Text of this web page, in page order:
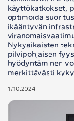
käyttökatkokset,
optimoida
ikääntyvän
Nykyaikaisten
pilvipohjaisen
hyödyntäminen
merkittävästi
17.10.2024